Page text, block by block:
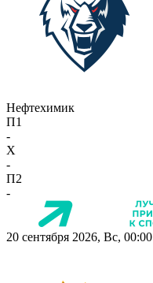
Нефтехимик
П1
-
X
-
П2
-
20 сентября 2026, Вс, 00:00